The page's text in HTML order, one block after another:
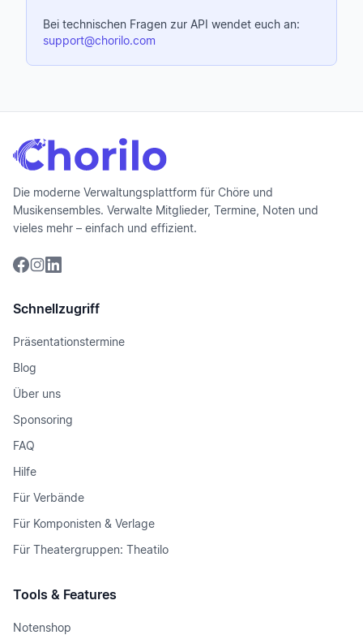
Bei technischen Fragen zur API wendet euch an:
support@chorilo.com
Die moderne Verwaltungsplattform für Chöre und
Musikensembles. Verwalte Mitglieder, Termine, Noten und
vieles mehr – einfach und effizient.
Schnellzugriff
Präsentationstermine
Blog
Über uns
Sponsoring
FAQ
Hilfe
Für Verbände
Für Komponisten & Verlage
Für Theatergruppen: Theatilo
Tools & Features
Notenshop